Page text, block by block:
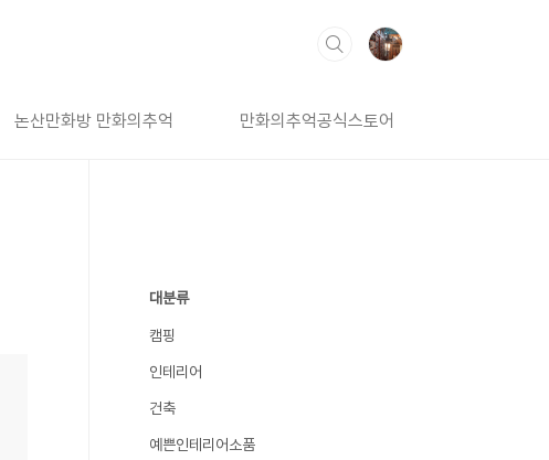
논산만화방 만화의추억 만화의추억공식스토어
대분류
캠핑
인테리어
건축
예쁜인테리어소품